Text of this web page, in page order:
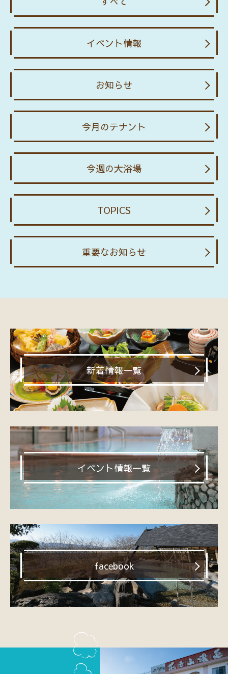
イベント情報
お知らせ
今月のテナント
今週の大浴場
TOPICS
重要なお知らせ
新着情報一覧
イベント情報一覧
facebook